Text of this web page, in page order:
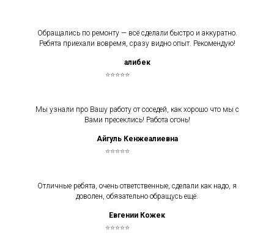
Обращались по ремонту — всё сделали быстро и аккуратно.
Ребята приехали вовремя, сразу видно опыт. Рекомендую!
Қалибек
⭐⭐⭐⭐⭐
Мы узнали про Вашу работу от соседей, как хорошо что мы с
Вами пресеклись! Работа огонь!
Айгуль Кенжеалиевна
⭐⭐⭐⭐⭐
Отличные ребята, очень ответственные, сделали как надо, я
доволен, обязательно обращусь ещё.
Евгении Кожек
⭐⭐⭐⭐⭐